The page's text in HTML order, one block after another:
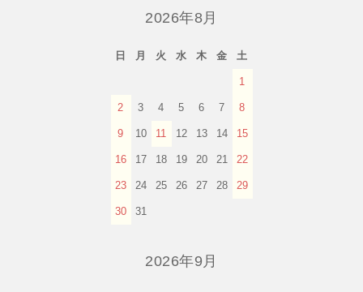
2026年8月
日 月 火 水 木 金 土
1
2 3 4 5 6 7 8
9 10 11 12 13 14 15
16 17 18 19 20 21 22
23 24 25 26 27 28 29
30 31
2026年9月